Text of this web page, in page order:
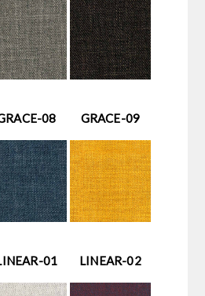
08 GRACE-09
01 LINEAR-02